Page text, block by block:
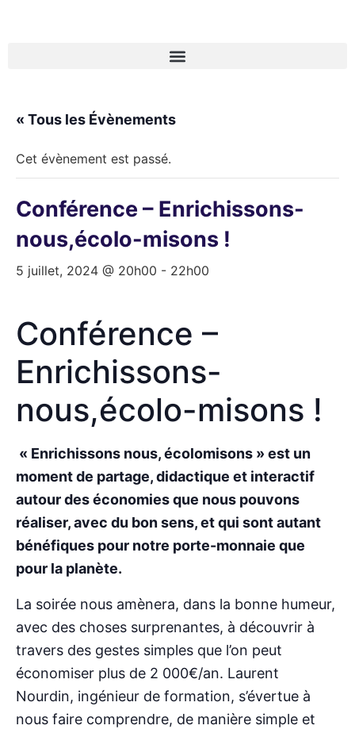
« Tous les Évènements
Cet évènement est passé.
Conférence – Enrichissons-
nous,écolo-misons !
5 juillet, 2024 @ 20h00 - 22h00
Conférence –
Enrichissons-
nous,écolo-misons !
« Enrichissons nous, écolomisons » est un
moment de partage, didactique et interactif
autour des économies que nous pouvons
réaliser, avec du bon sens, et qui sont autant
bénéfiques pour notre porte-monnaie que
pour la planète.
La soirée nous amènera, dans la bonne humeur,
avec des choses surprenantes, à découvrir à
travers des gestes simples que l’on peut
économiser plus de 2 000€/an. Laurent
Nourdin, ingénieur de formation, s’évertue à
nous faire comprendre, de manière simple et